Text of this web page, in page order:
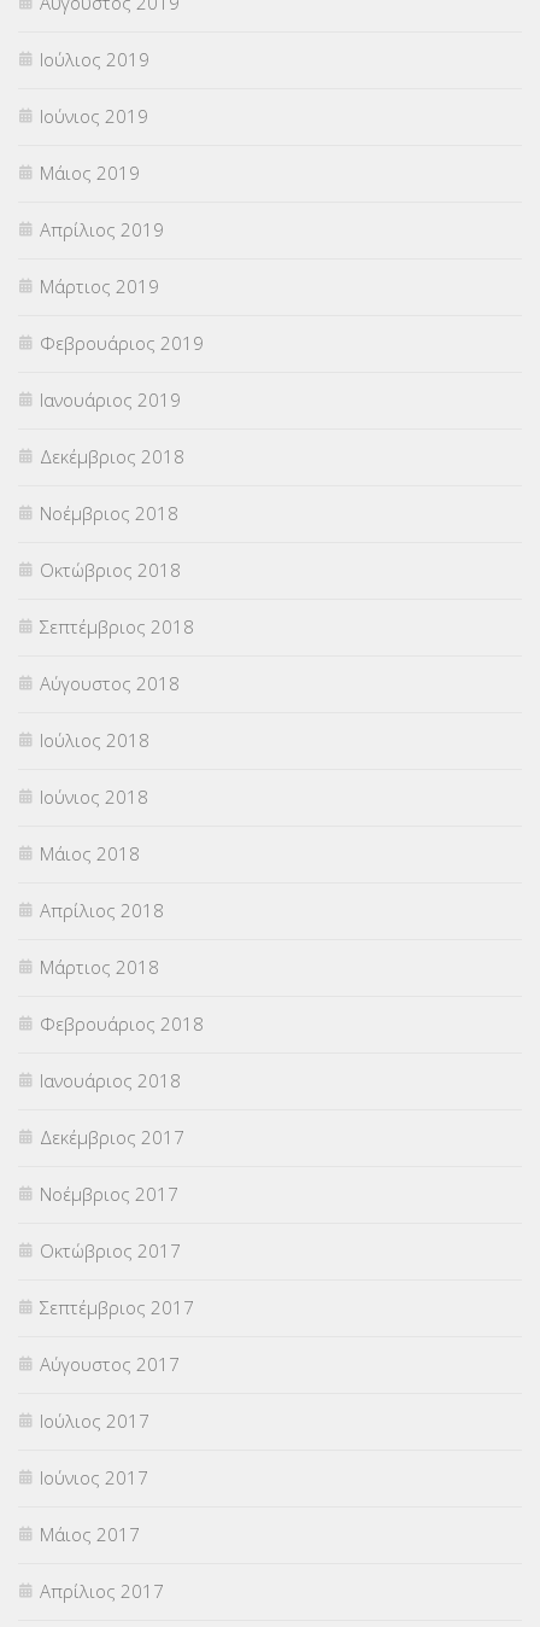
Ιούλιος 2019
Ιούνιος 2019
Μάιος 2019
Απρίλιος 2019
Μάρτιος 2019
Φεβρουάριος 2019
Ιανουάριος 2019
Δεκέμβριος 2018
Νοέμβριος 2018
Οκτώβριος 2018
Σεπτέμβριος 2018
Αύγουστος 2018
Ιούλιος 2018
Ιούνιος 2018
Μάιος 2018
Απρίλιος 2018
Μάρτιος 2018
Φεβρουάριος 2018
Ιανουάριος 2018
Δεκέμβριος 2017
Νοέμβριος 2017
Οκτώβριος 2017
Σεπτέμβριος 2017
Αύγουστος 2017
Ιούλιος 2017
Ιούνιος 2017
Μάιος 2017
Απρίλιος 2017